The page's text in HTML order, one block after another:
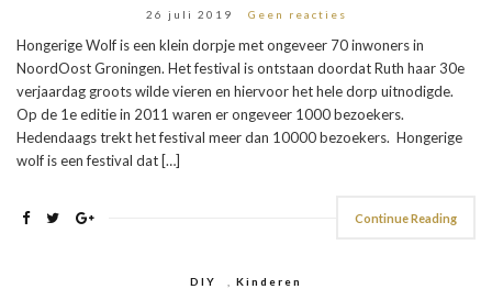
26 juli 2019 Geen reacties
Hongerige Wolf is een klein dorpje met ongeveer 70 inwoners in
NoordOost Groningen. Het festival is ontstaan doordat Ruth haar 30e
verjaardag groots wilde vieren en hiervoor het hele dorp uitnodigde.
Op de 1e editie in 2011 waren er ongeveer 1000 bezoekers.
Hedendaags trekt het festival meer dan 10000 bezoekers. Hongerige
wolf is een festival dat […]
Continue Reading
DIY Kinderen